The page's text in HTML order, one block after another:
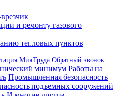
и ремонту газового
тепловых пунктов
МинТруда Обратный звонок
минимум Работы на
Промышленная безопасность
подъемных сооружений